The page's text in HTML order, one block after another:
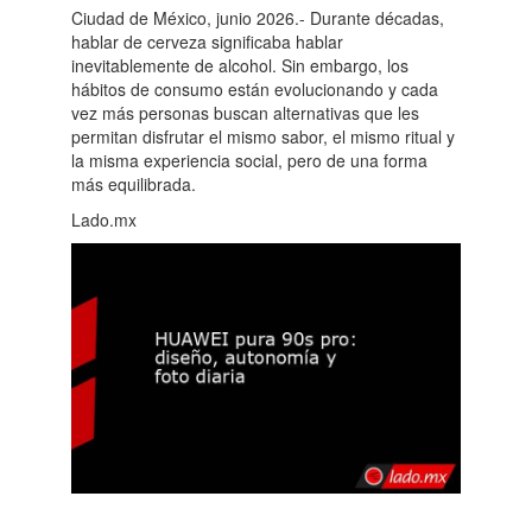
Ciudad de México, junio 2026.- Durante décadas,
hablar de cerveza significaba hablar
inevitablemente de alcohol. Sin embargo, los
hábitos de consumo están evolucionando y cada
vez más personas buscan alternativas que les
permitan disfrutar el mismo sabor, el mismo ritual y
la misma experiencia social, pero de una forma
más equilibrada.
Lado.mx